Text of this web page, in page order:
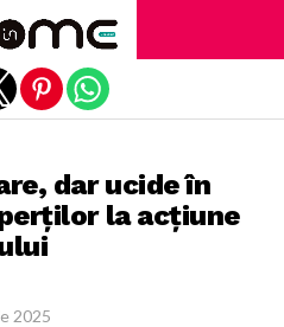
dar ucide în
la acțiune
2025
version